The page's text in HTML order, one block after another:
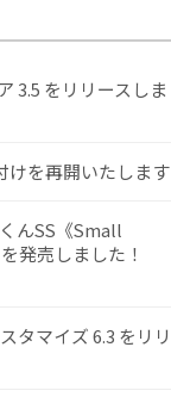
3.5 をリリースしま
けを再開いたします
んSS《Small
発売しました！
タマイズ 6.3 をリリ